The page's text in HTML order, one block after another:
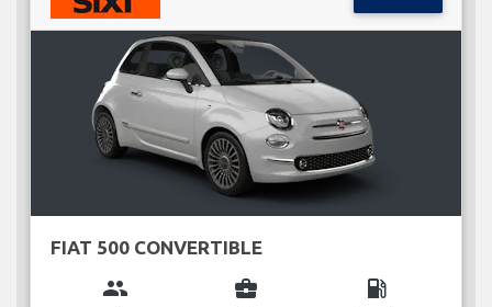
FIAT 500 CONVERTIBLE
group business_center local_gas_station